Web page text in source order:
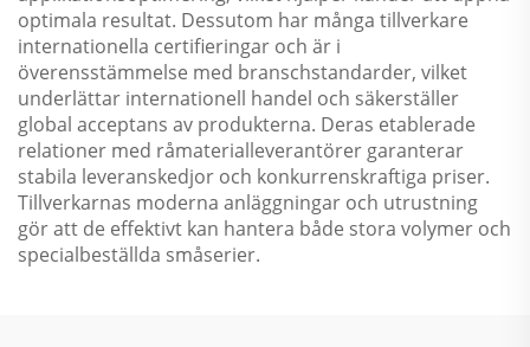
optimala resultat. Dessutom har många tillverkare
internationella certifieringar och är i
överensstämmelse med branschstandarder, vilket
underlättar internationell handel och säkerställer
global acceptans av produkterna. Deras etablerade
relationer med råmaterialleverantörer garanterar
stabila leveranskedjor och konkurrenskraftiga priser.
Tillverkarnas moderna anläggningar och utrustning
gör att de effektivt kan hantera både stora volymer och
specialbeställda småserier.